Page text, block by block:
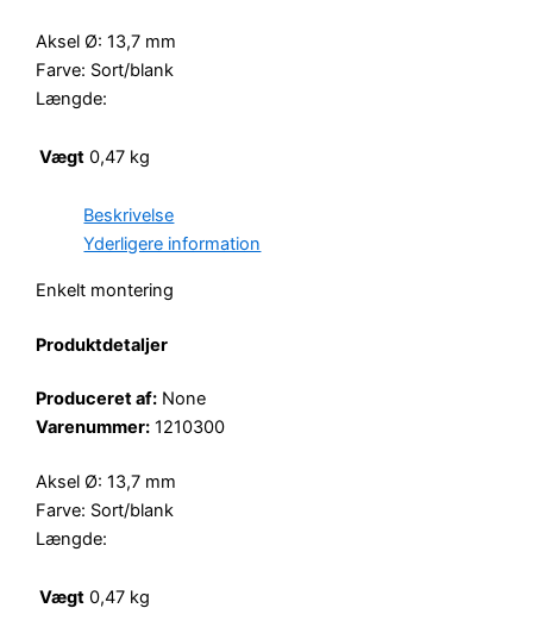
Aksel Ø: 13,7 mm
Farve: Sort/blank
Længde:
Vægt 0,47 kg
Beskrivelse
Yderligere information
Enkelt montering
Produktdetaljer
Produceret af: None
Varenummer: 1210300
Aksel Ø: 13,7 mm
Farve: Sort/blank
Længde:
Vægt 0,47 kg